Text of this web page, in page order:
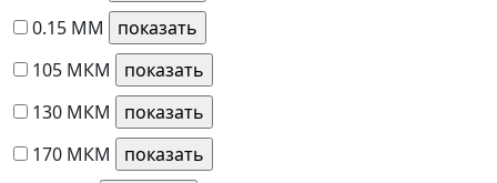
0.15 ММ
105 МКМ
130 МКМ
170 МКМ